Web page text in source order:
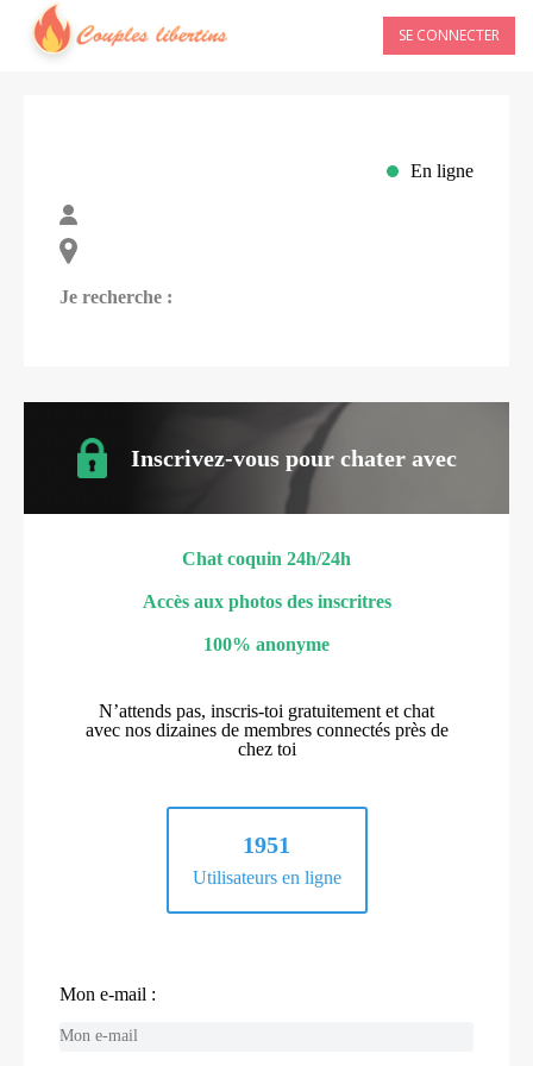
SE CONNECTER
En ligne
Je recherche :
Inscrivez-vous pour chater avec
Chat coquin 24h/24h
Accès aux photos des inscritres
100% anonyme
N’attends pas, inscris-toi gratuitement et chat
avec nos dizaines de membres connectés près de
chez toi
1951
Utilisateurs en ligne
Mon e-mail :